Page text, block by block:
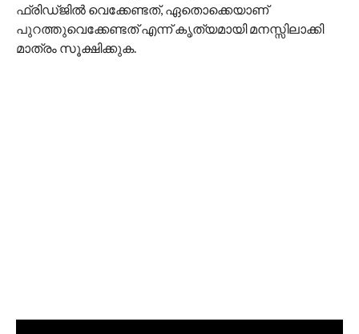
ഫ്രിഡ്ജിൽ വെക്കേണ്ടത്, ഏതൊക്കെയാണ്
പുറത്തുവെക്കേണ്ടത് എന്ന് കൃത്യമായി മനസ്സിലാക്കി
മാത്രം സൂക്ഷിക്കുക.